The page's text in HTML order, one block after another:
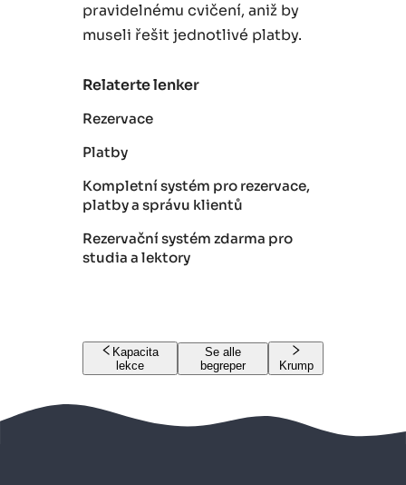
pravidelnému cvičení, aniž by
museli řešit jednotlivé platby.
Relaterte lenker
Rezervace
Platby
Kompletní systém pro rezervace,
platby a správu klientů
Rezervační systém zdarma pro
studia a lektory
Kapacita
lekce
Se alle
begreper
Krump